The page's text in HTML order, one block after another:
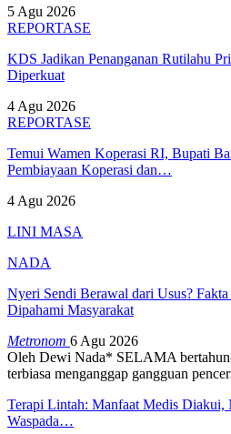
5 Agu 2026
REPORTASE
KDS Jadikan Penanganan Rutilahu
Diperkuat
4 Agu 2026
REPORTASE
Temui Wamen Koperasi RI, Bupati
Pembiayaan Koperasi dan…
4 Agu 2026
LINI MASA
NADA
Nyeri Sendi Berawal dari Usus?
Dipahami Masyarakat
Metronom 6 Agu 2026
Oleh Dewi Nada* SELAMA
terbiasa menganggap gangguan
Terapi Lintah: Manfaat Medis Diakui,
Waspada…